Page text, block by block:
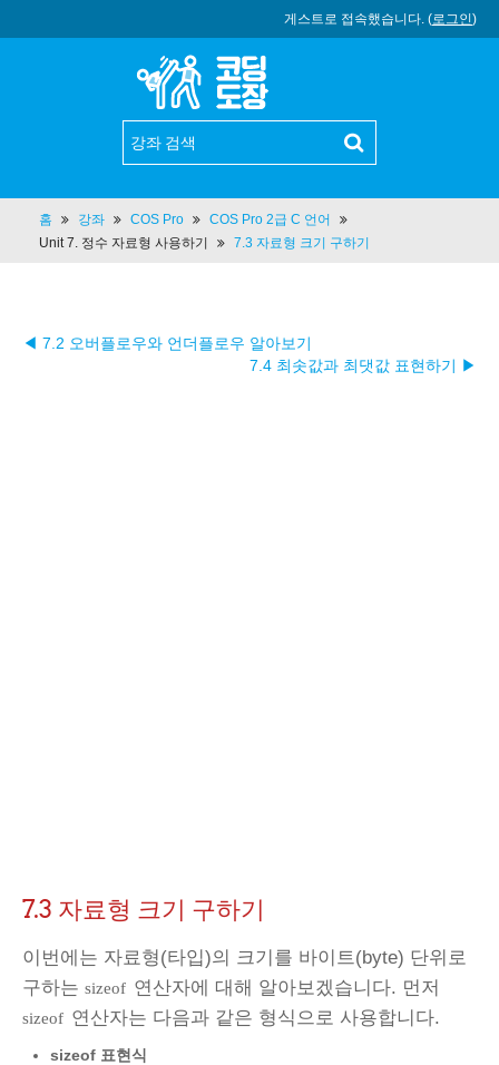
게스트로 접속했습니다. (로그인)
홈 강좌 COS Pro
COS Pro 2급 C 언어
Unit 7. 정수 자료형 사용하기
7.3 자료형 크기 구하기
◀ 7.2 오버플로우와 언더플로우 알아보기
7.4 최솟값과 최댓값 표현하기 ▶︎
7.3 자료형 크기 구하기
이번에는 자료형(타입)의 크기를 바이트(byte) 단위로
구하는 sizeof 연산자에 대해 알아보겠습니다. 먼저
sizeof 연산자는 다음과 같은 형식으로 사용합니다.
sizeof 표현식